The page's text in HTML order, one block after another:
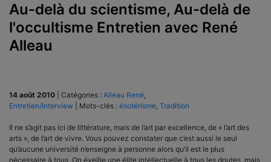
Au-delà du scientisme, Au-delà de
l'occultisme Entretien avec René
Alleau
14 août 2010 Catégories : Alleau René,
Entretien/Interview
Mots-clés : ésotérisme, Tradition
Il ne s’agit pas ici de littérature, mais de l’art par excellence, de « l’art des
arts », de l’art de vivre. Vous pouvez constater que c’est aussi le seul
qu’aucune université n’enseigne à personne alors qu’il est le plus
nécessaire à tous. On éveille une élite intellectuelle à tous les doutes, mais